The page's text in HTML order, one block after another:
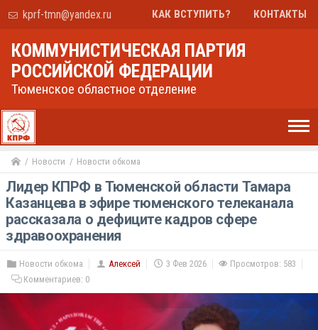
kprf-tmn@yandex.ru КАК ВСТУПИТЬ? КОНТАКТЫ
КОММУНИСТИЧЕСКАЯ ПАРТИЯ
РОССИЙСКОЙ ФЕДЕРАЦИИ
Тюменское областное отделение
Новости Новости обкома
Лидер КПРФ в Тюменской области Тамара
Казанцева в эфире тюменского телеканала
рассказала о дефиците кадров сфере
здравоохранения
Новости обкома Алексей 3 Фев 2026
Просмотров: 583
Комментариев: 0